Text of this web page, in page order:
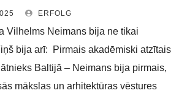
ERFOLG
Vilhelms Neimans bija ne tikai
bija arī: Pirmais akadēmiski atzītais
Baltijā – Neimans bija pirmais,
mākslas un arhitektūras vēstures